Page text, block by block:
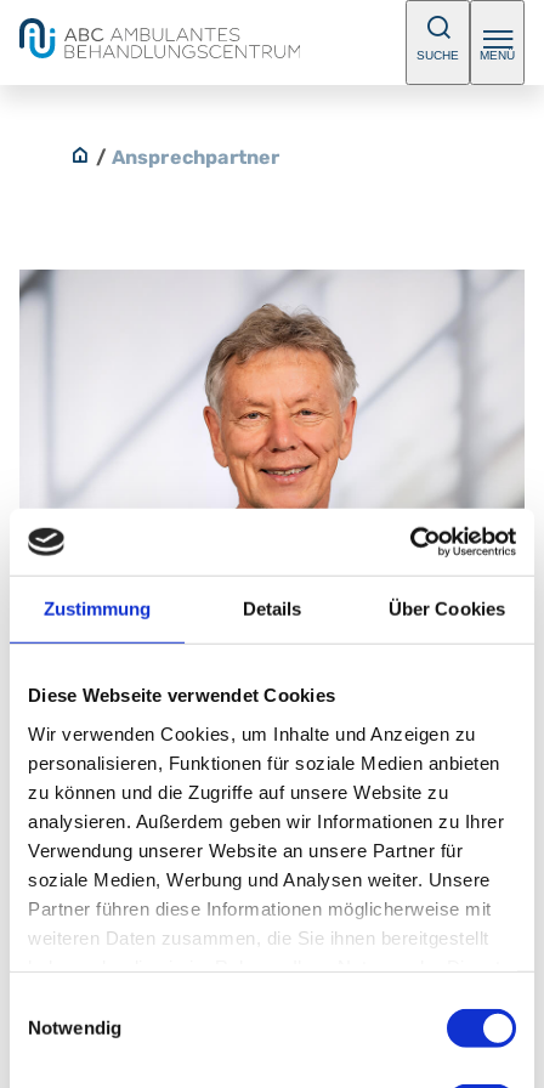
Zustimmung Details Über Cookies
Diese Webseite verwendet Cookies
Wir verwenden Cookies, um Inhalte und Anzeigen zu
personalisieren, Funktionen für soziale Medien anbieten
zu können und die Zugriffe auf unsere Website zu
analysieren. Außerdem geben wir Informationen zu Ihrer
Verwendung unserer Website an unsere Partner für
soziale Medien, Werbung und Analysen weiter. Unsere
Partner führen diese Informationen möglicherweise mit
weiteren Daten zusammen, die Sie ihnen bereitgestellt
Notwendig
SUCHE MENÜ
/ Ansprechpartner
Fachärztin/ Facharzt für
Frauenheilkunde und Geburtshilfe
Kontakt
Fax:+49 (0) 9123 962 264 1
Ambulantes BehandlungsCentrum am Krankenhaus